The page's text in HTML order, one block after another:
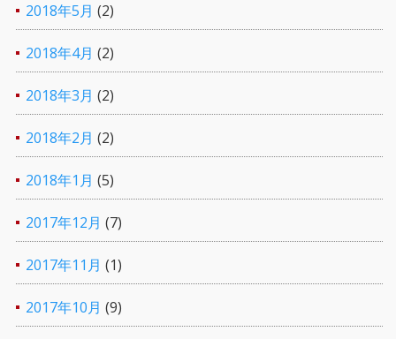
2018年5月 (2)
2018年4月 (2)
2018年3月 (2)
2018年2月 (2)
2018年1月 (5)
2017年12月 (7)
2017年11月 (1)
2017年10月 (9)